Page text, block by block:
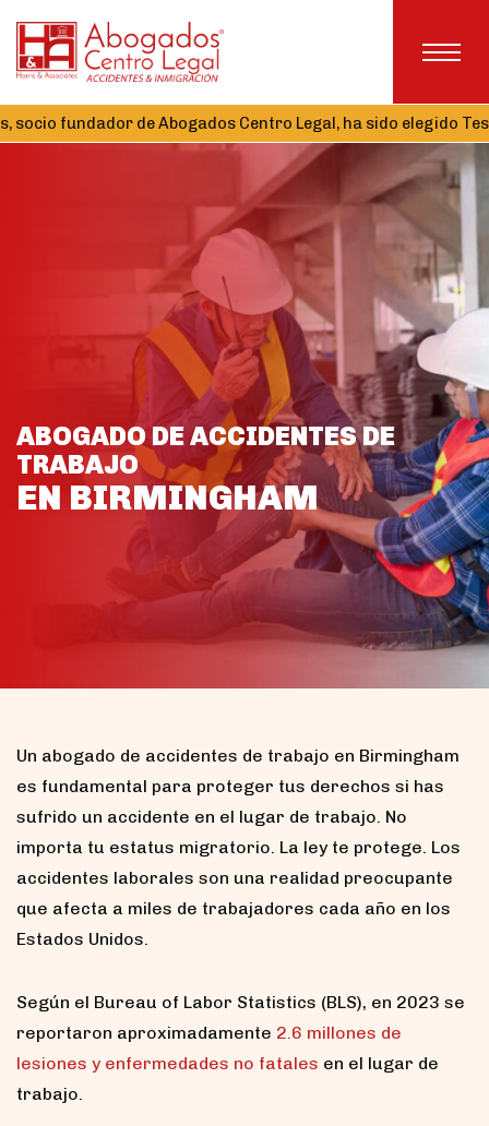
de Abogados Centro Legal, ha sido elegido Tesorero de
ABOGADO DE ACCIDENTES DE
TRABAJO
EN BIRMINGHAM
Un abogado de accidentes de trabajo en Birmingham
es fundamental para proteger tus derechos si has
sufrido un accidente en el lugar de trabajo. No
importa tu estatus migratorio. La ley te protege. Los
accidentes laborales son una realidad preocupante
que afecta a miles de trabajadores cada año en los
Estados Unidos.
Según el Bureau of Labor Statistics (BLS), en 2023 se
reportaron aproximadamente 2.6 millones de
lesiones y enfermedades no fatales en el lugar de
trabajo.